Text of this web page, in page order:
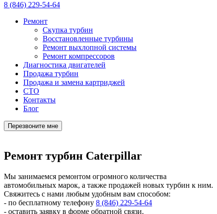
8 (846) 229-54-64
Ремонт
Скупка турбин
Восстановленные турбины
Ремонт выхлопной системы
Ремонт компрессоров
Диагностика двигателей
Продажа турбин
Продажа и замена картриджей
СТО
Контакты
Блог
Перезвоните мне
Ремонт турбин Caterpillar
Мы занимаемся ремонтом огромного количества
автомобильных марок, а также продажей новых турбин к ним.
Свяжитесь с нами любым удобным вам способом:
- по бесплатному телефону 8 (846) 229-54-64
- оставить заявку в форме обратной связи.